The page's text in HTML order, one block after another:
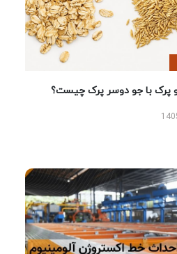
پرک با جو دوسر پرک چیست؟